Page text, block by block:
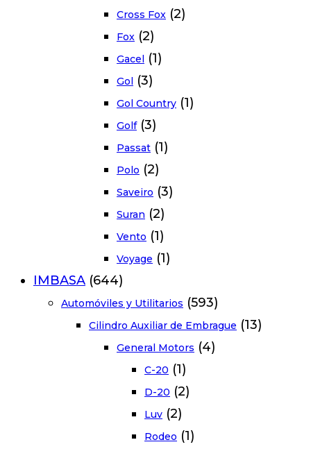
Cross Fox (2)
Fox (2)
Gacel (1)
Gol (3)
Gol Country (1)
Golf (3)
Passat (1)
Polo (2)
Saveiro (3)
Suran (2)
Vento (1)
Voyage (1)
IMBASA (644)
Automóviles y Utilitarios (593)
Cilindro Auxiliar de Embrague (13)
General Motors (4)
C-20 (1)
D-20 (2)
Luv (2)
Rodeo (1)